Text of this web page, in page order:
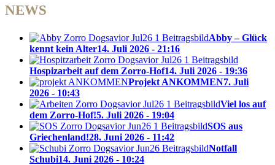
NEWS
Abby – Glück
kennt kein Alter14. Juli 2026 - 21:16
Hospizarbeit auf dem Zorro-Hof14. Juli 2026 - 19:36
Projekt ANKOMMEN7. Juli
2026 - 10:43
Viel los auf
dem Zorro-Hof!5. Juli 2026 - 19:04
SOS aus
Griechenland!28. Juni 2026 - 11:42
Notfall
Schubi14. Juni 2026 - 10:24